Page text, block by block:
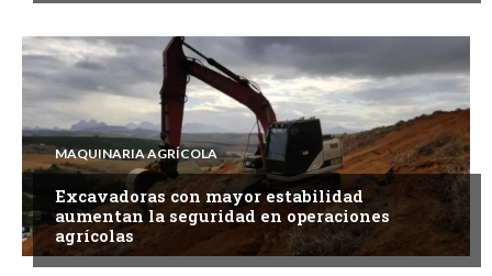
MAQUINARIA AGRÍCOLA
Excavadoras con mayor estabilidad
aumentan la seguridad en operaciones
agrícolas